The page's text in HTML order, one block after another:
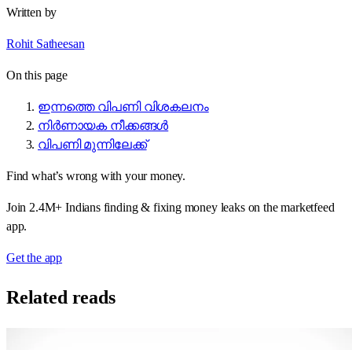
Written by
Rohit Satheesan
On this page
ഇന്നത്തെ വിപണി വിശകലനം
നിർണായക നീക്കങ്ങൾ
വിപണി മുന്നിലേക്ക്
Find what’s wrong with your money.
Join 2.4M+ Indians finding & fixing money leaks on the marketfeed
app.
Get the app
Related reads